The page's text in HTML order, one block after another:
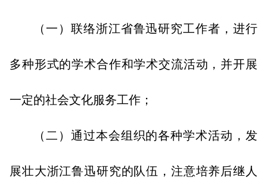
（一）联络浙江省鲁迅研究工作者，进行
多种形式的学术合作和学术交流活动，并开展
一定的社会文化服务工作；
（二）通过本会组织的各种学术活动，发
展壮大浙江鲁迅研究的队伍，注意培养后继人